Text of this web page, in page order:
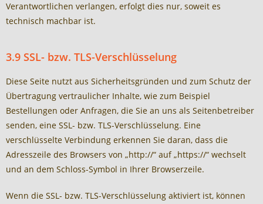
Verantwortlichen verlangen, erfolgt dies nur, soweit es
technisch machbar ist.
3.9 SSL- bzw. TLS-Verschlüsselung
Diese Seite nutzt aus Sicherheitsgründen und zum Schutz der
Übertragung vertraulicher Inhalte, wie zum Beispiel
Bestellungen oder Anfragen, die Sie an uns als Seitenbetreiber
senden, eine SSL- bzw. TLS-Verschlüsselung. Eine
verschlüsselte Verbindung erkennen Sie daran, dass die
Adresszeile des Browsers von „http://“ auf „https://“ wechselt
und an dem Schloss-Symbol in Ihrer Browserzeile.
Wenn die SSL- bzw. TLS-Verschlüsselung aktiviert ist, können